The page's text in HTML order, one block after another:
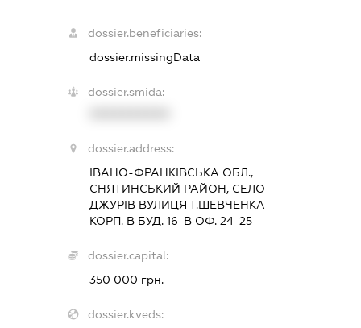
dossier.beneficiaries:
dossier.missingData
dossier.smida:
dossier.address:
ІВАНО-ФРАНКІВСЬКА ОБЛ.,
СНЯТИНСЬКИЙ РАЙОН, СЕЛО
ДЖУРІВ ВУЛИЦЯ Т.ШЕВЧЕНКА
КОРП. В БУД. 16-В ОФ. 24-25
dossier.capital:
350 000 грн.
dossier.kveds: